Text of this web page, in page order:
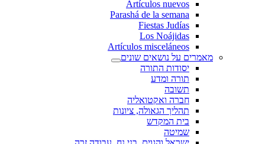
Artículos nuevos
Parashá de la semana
Fiestas Judías
Los Noájidas
Artículos misceláneos
מאמרים על נושאים שונים
יסודות התורה
תורה ומדע
תשובה
חברה ואקטואליה
תהליך הגאולה, ציונות
בית המקדש
שמיטה